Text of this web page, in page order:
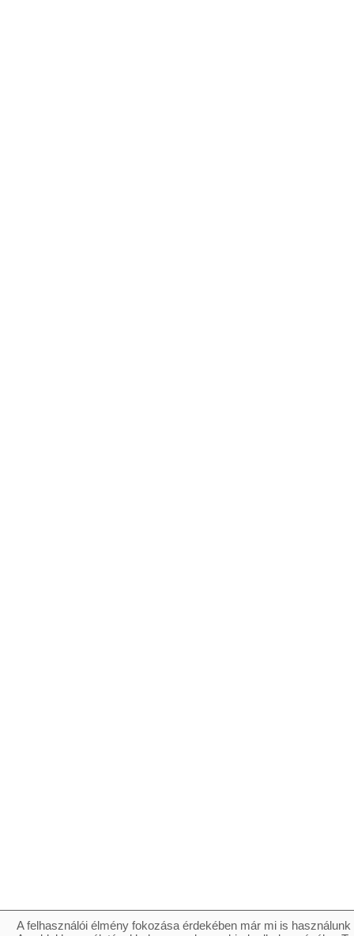
A felhasználói élmény fokozása érdekében már mi is